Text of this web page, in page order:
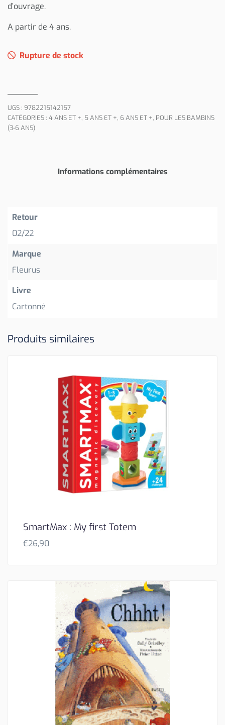
d’ouvrage.
A partir de 4 ans.
Rupture de stock
UGS : 9782215142157
CATÉGORIES : 4 ANS ET +, 5 ANS ET +, 6 ANS ET +, POUR LES BAMBINS
(3-6 ANS)
Informations complémentaires
Retour
02/22
Marque
Fleurus
Livre
Cartonné
Produits similaires
SmartMax : My first Totem
€26,90